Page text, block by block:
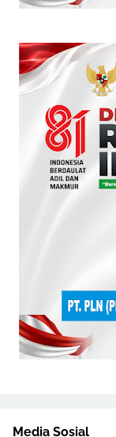
Media Sosial